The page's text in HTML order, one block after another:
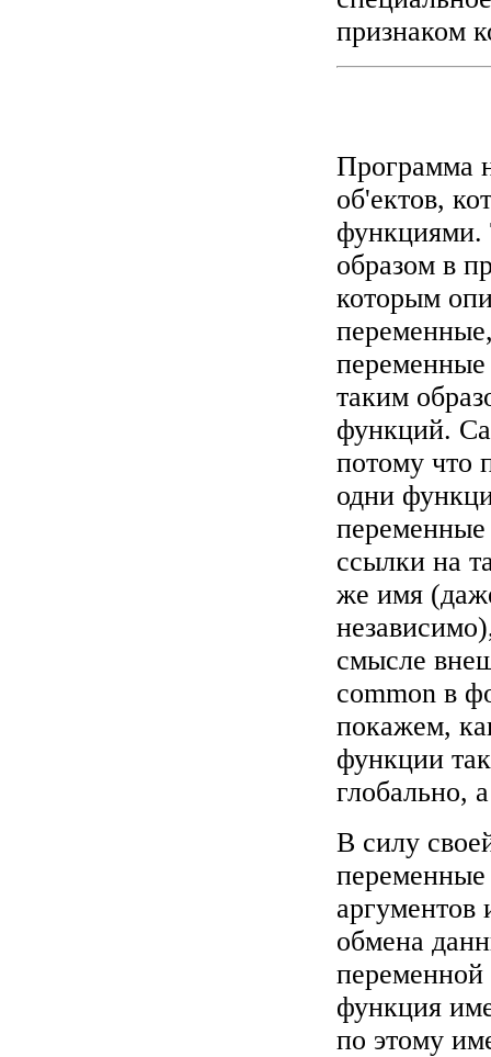
признаком
Программа
об'ектов,
функциями.
образом в
которым
таким
функций.
потому что
одни
переменные
ссылки на
же имя
смысле
common в
покажем,
функции
глобально,
В силу
аргументов
обмена
функция
по этому